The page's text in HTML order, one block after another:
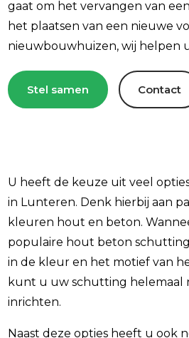
gaat om het vervangen van
het plaatsen van een nieuwe
nieuwbouwhuizen, wij helpen
Stel samen Contact
U heeft de keuze uit veel
in Lunteren. Denk hierbij aan
kleuren hout en beton.
populaire hout beton
in de kleur en het motief van
kunt u uw schutting helemaal
inrichten.
Naast deze opties heeft u ook